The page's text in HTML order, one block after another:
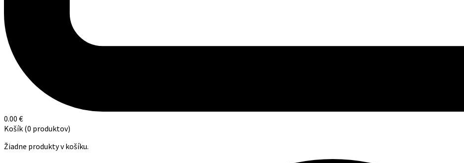
0.00 €
Košík (0 produktov)
Žiadne produkty v košíku.